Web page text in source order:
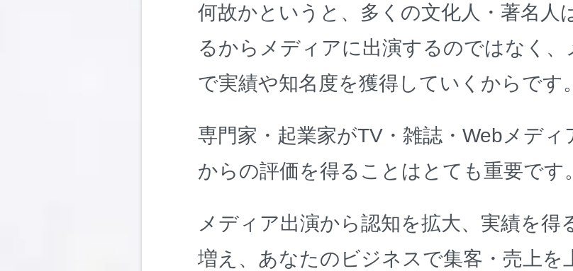
何故かというと、多くの文化人・著名人
るからメディアに出演するのではなく、
で実績や知名度を獲得していくからです。
専門家・起業家がTV・雑誌・Webメデ
からの評価を得ることはとても重要です。
メディア出演から認知を拡大、実績を得
増え、あなたのビジネスで集客・売上を